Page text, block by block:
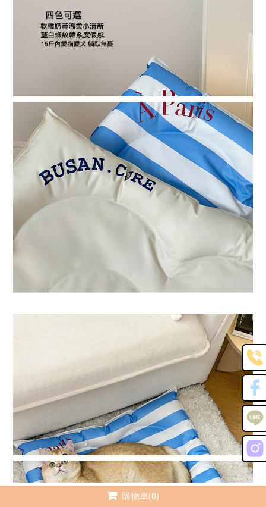
購物車(0)